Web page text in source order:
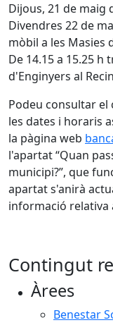
Dijous, 21 de maig
Divendres 22 de
mòbil a les Masies
De 14.15 a 15.25 h
d'Enginyers al
Podeu consultar el
les dates i horaris
la pàgina web
l'apartat “Quan
municipi?”, que
apartat s'anirà
informació relativa
Contingut
Àrees
Benestar